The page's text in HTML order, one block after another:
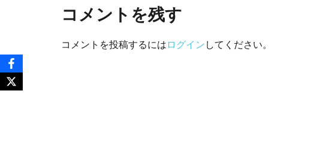
コメントを残す
コメントを投稿するには ログイン してください。